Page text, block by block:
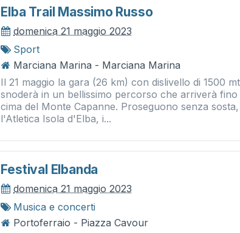
Elba Trail Massimo Russo
domenica 21 maggio 2023
Sport
Marciana Marina - Marciana Marina
Il 21 maggio la gara (26 km) con dislivello di 1500
snoderà in un bellissimo percorso che arriverà fino
cima del Monte Capanne. Proseguono senza
l'Atletica Isola d'Elba, i...
Festival Elbanda
domenica 21 maggio 2023
Musica e concerti
Portoferraio - Piazza Cavour